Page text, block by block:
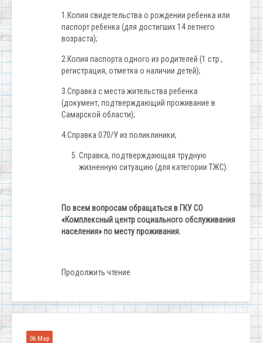
1.Копия свидетельства о рождении ребенка или
паспорт ребенка (для достигших 14 летнего
возраста);
2.Копия паспорта одного из родителей (1 стр.,
регистрация, отметка о наличии детей);
3.Справка с места жительства ребенка
(документ, подтверждающий проживание в
Самарской области);
4.Справка 070/У из поликлиники;
Справка, подтверждающая трудную
жизненную ситуацию (для категории ТЖС).
По всем вопросам обращаться в ГКУ СО
«Комплексный центр социального обслуживания
населения» по месту проживания.
Продолжить чтение
06 Мар